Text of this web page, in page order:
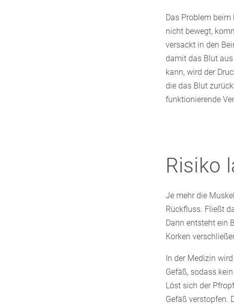
Das Problem beim
nicht bewegt,
versackt in den
damit das Blut aus
kann, wird der
die das Blut
funktionierende
Risiko
Je mehr die
Rückfluss. Fließt
Dann entsteht ein
Korken
In der Medizin
Gefäß, sodass
Löst sich der
Gefäß verstopfen.